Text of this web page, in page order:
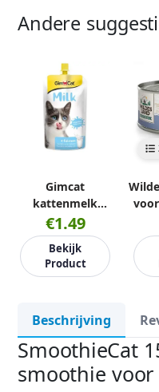
Andere
Gimcat
kattenmelk
200ml
€1.49
Bekijk
Product
Beschrijving
SmoothieCat
smoothie